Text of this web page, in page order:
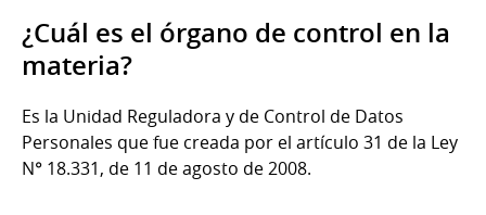
¿Cuál es el órgano de control en la
materia?
Es la Unidad Reguladora y de Control de Datos
Personales que fue creada por el artículo 31 de la Ley
N° 18.331, de 11 de agosto de 2008.